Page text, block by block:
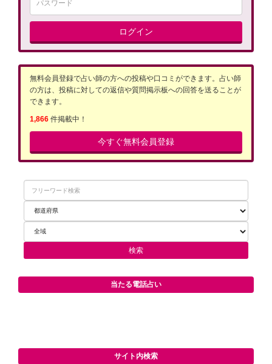
ログイン
無料会員登録で占い師の方への投稿や口コミができます。占い師
の方は、投稿に対しての返信や質問掲示板への回答を送ることが
できます。
1,866 件掲載中！
今すぐ無料会員登録
当たる電話占い
サイト内検索